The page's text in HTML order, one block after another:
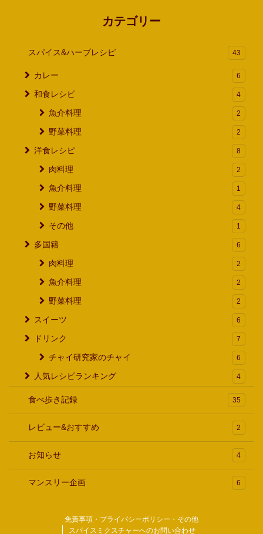
カテゴリー
スパイス&ハーブレシピ 43
カレー 6
和食レシピ 4
魚介料理 2
野菜料理 2
洋食レシピ 8
肉料理 2
魚介料理 1
野菜料理 4
その他 1
多国籍 6
肉料理 2
魚介料理 2
野菜料理 2
スイーツ 6
ドリンク 7
チャイ研究家のチャイ 6
人気レシピランキング 4
食べ歩き記録 35
レビュー&おすすめ 2
お知らせ 4
マンスリー企画 6
免責事項・プライバシーポリシー・その他
スパイスミクスチャーへのお問い合わせ